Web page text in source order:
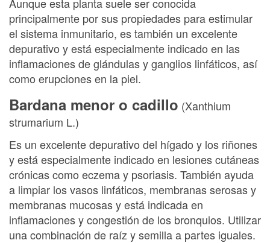
principalmente por sus propiedades para estimular
el sistema inmunitario, es también un excelente
depurativo y está especialmente indicado en las
inflamaciones de glándulas y ganglios linfáticos, así
como erupciones en la piel.
Bardana menor o cadillo (Xanthium
strumarium L.)
Es un excelente depurativo del hígado y los riñones
y está especialmente indicado en lesiones cutáneas
crónicas como eczema y psoriasis. También ayuda
a limpiar los vasos linfáticos, membranas serosas y
membranas mucosas y está indicada en
inflamaciones y congestión de los bronquios. Utilizar
una combinación de raíz y semilla a partes iguales.